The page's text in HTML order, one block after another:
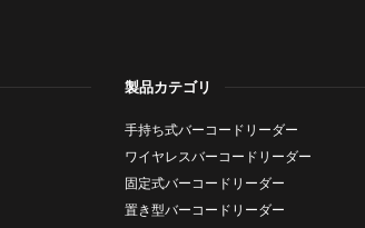
製品カテゴリ
手持ち式バーコードリーダー
ワイヤレスバーコードリーダー
固定式バーコードリーダー
置き型バーコードリーダー